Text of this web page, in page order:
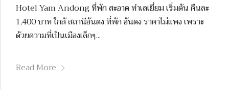
Hotel Yam Andong ที่พัก สะอาด ทำเลเยี่ยม เริ่มต้น คืนละ
1,400 บาท ใกล้ สถานีอันดง ที่พัก อันดง ราคาไม่แพง เพราะ
ด้วยความที่เป็นเมืองเล็กๆ...
Read More